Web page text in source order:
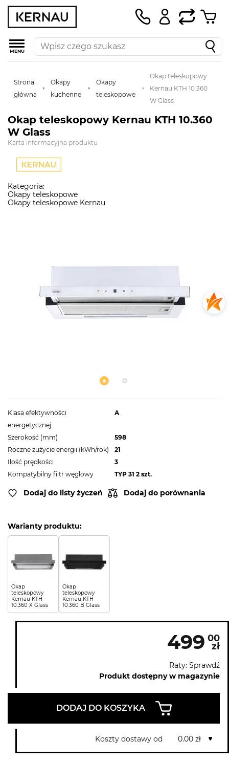
MENU
Strona
główna
Okapy
kuchenne
Okapy
teleskopowe
Okap teleskopowy
Kernau KTH 10.360
W Glass
Okap teleskopowy Kernau KTH 10.360
W Glass
Karta informacyjna produktu
Kategoria:
Okapy teleskopowe
Okapy teleskopowe Kernau
Klasa efektywności
energetycznej
A
Szerokość (mm)
598
Roczne zużycie energii (kWh/rok)
21
Ilość prędkości
3
Kompatybilny filtr węglowy
TYP 31 2 szt.
Dodaj do listy życzeń Dodaj do porównania
Warianty produktu:
Okap
teleskopowy
Kernau KTH
10.360 X Glass
Okap
teleskopowy
Kernau KTH
10.360 B Glass
499 00
zł
Raty: Sprawdź
Produkt dostępny w magazynie
DODAJ DO KOSZYKA
Koszty dostawy od 0.00 zł